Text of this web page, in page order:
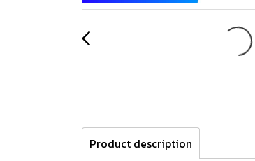
Product description